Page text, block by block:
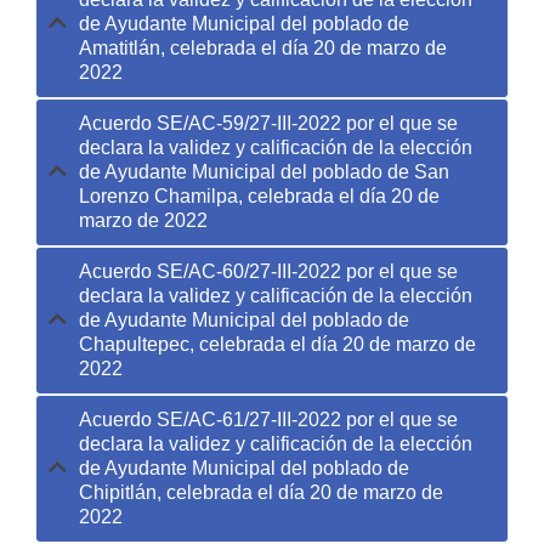
de Ayudante Municipal del poblado de
Amatitlán, celebrada el día 20 de marzo de
2022
Acuerdo SE/AC-59/27-III-2022 por el que se
declara la validez y calificación de la elección
de Ayudante Municipal del poblado de San
Lorenzo Chamilpa, celebrada el día 20 de
marzo de 2022
Acuerdo SE/AC-60/27-III-2022 por el que se
declara la validez y calificación de la elección
de Ayudante Municipal del poblado de
Chapultepec, celebrada el día 20 de marzo de
2022
Acuerdo SE/AC-61/27-III-2022 por el que se
declara la validez y calificación de la elección
de Ayudante Municipal del poblado de
Chipitlán, celebrada el día 20 de marzo de
2022